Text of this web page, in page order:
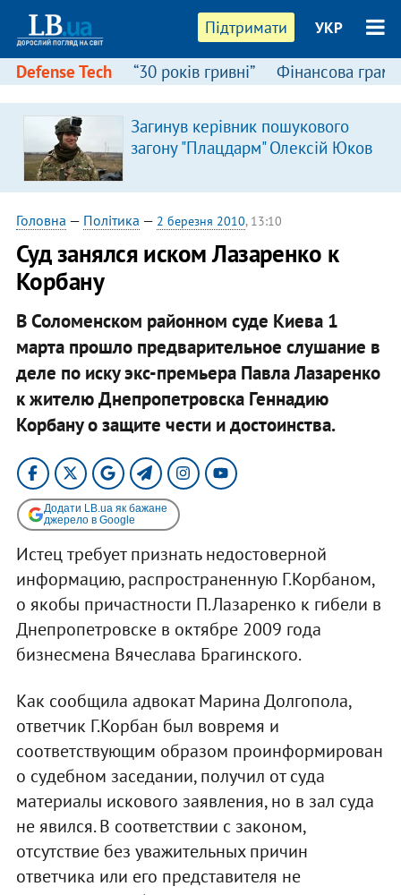
Підтримати УКР
Defense Tech “30 років гривні” Фінансова
Загинув керівник пошукового
загону "Плацдарм" Олексій Юков
Головна — Політика — 2 березня 2010, 13:10
Суд занялся иском Лазаренко к
Корбану
В Соломенском районном суде Киева 1
марта прошло предварительное слушание в
деле по иску экс-премьера Павла Лазаренко
к жителю Днепропетровска Геннадию
Корбану о защите чести и достоинства.
Додати LB.ua як бажане
джерело в Google
Истец требует признать недостоверной
информацию, распространенную Г.Корбаном,
о якобы причастности П.Лазаренко к гибели в
Днепропетровске в октябре 2009 года
бизнесмена Вячеслава Брагинского.
Как сообщила адвокат Марина Долгопола,
ответчик Г.Корбан был вовремя и
соответствующим образом проинформирован
о судебном заседании, получил от суда
материалы искового заявления, но в зал суда
не явился. В соответствии с законом,
отсутствие без уважительных причин
ответчика или его представителя не